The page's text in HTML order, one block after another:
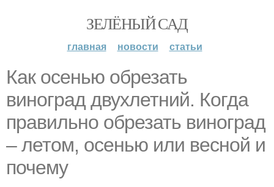
ЗЕЛЁНЫЙ САД
главная новости статьи
Как осенью обрезать
виноград двухлетний. Когда
правильно обрезать виноград
– летом, осенью или весной и
почему